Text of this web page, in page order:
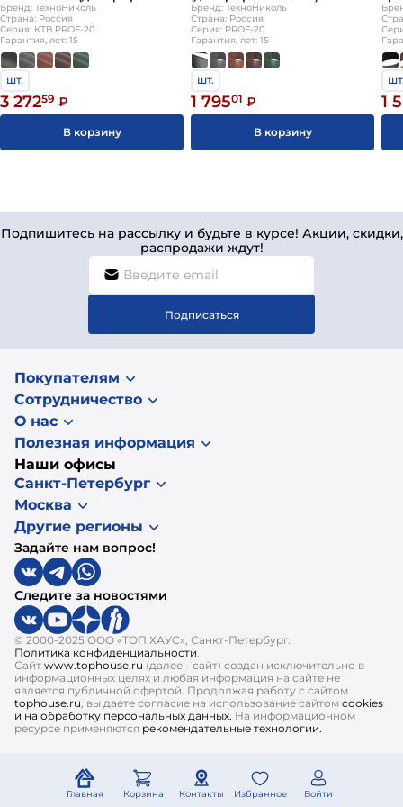
20мм) ТехноНИКОЛЬ
Бренд: ТехноНиколь
Страна: Россия
Серия: КТВ PROF-20
Гарантия, лет: 15
шт.
3 27259 ₽
В корзину
ТехноНИКОЛЬ
Бренд: ТехноНиколь
Страна: Россия
Серия: PROF-20
Гарантия, лет: 15
шт.
1 79501 ₽
В корзину
1
Подпишитесь на рассылку и будьте в курсе! Акции, скидки,
распродажи ждут!
Подписаться
Покупателям
Сотрудничество
О нас
Полезная информация
Наши офисы
Санкт-Петербург
Москва
Другие регионы
Задайте нам вопрос!
Следите за новостями
© 2000-2025 ООО «ТОП ХАУС», Санкт-Петербург.
Политика конфиденциальности.
Сайт www.tophouse.ru (далее - сайт) создан исключительно в
информационных целях и любая информация на сайте не
является публичной офертой. Продолжая работу с сайтом
tophouse.ru, вы даете согласие на использование сайтом cookies
и на обработку персональных данных. На информационном
ресурсе применяются рекомендательные технологии.
Главная Корзина Контакты Избранное Войти